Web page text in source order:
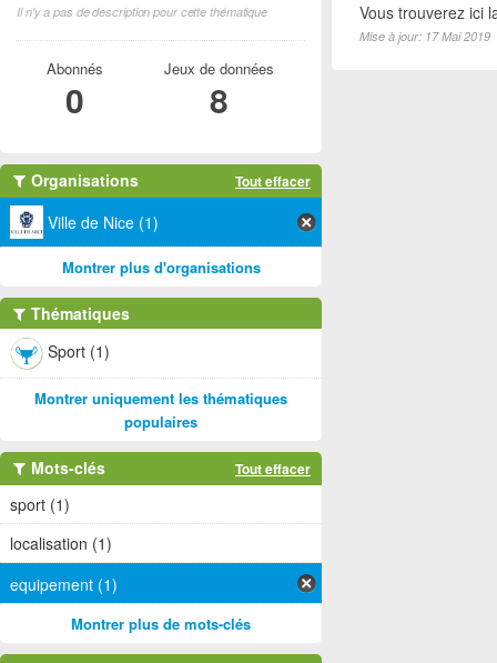
Vous trouverez ici
Mise à jour: 17 Mai 2019
Il n'y a pas de description pour cette thématique
Abonnés
0
Jeux de données
8
Organisations Tout effacer
Ville de Nice (1)
Montrer plus d'organisations
Thématiques
Sport (1)
Montrer uniquement les thématiques
populaires
Mots-clés Tout effacer
sport (1)
localisation (1)
equipement (1)
Montrer plus de mots-clés